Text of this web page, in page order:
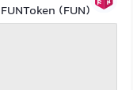
FUNToken (FUN)